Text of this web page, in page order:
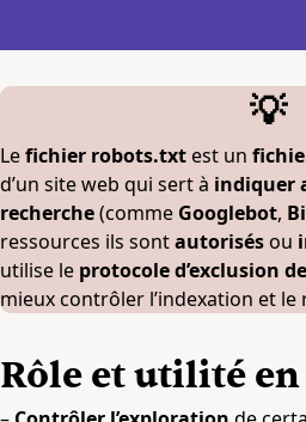
💡
Lefichier robots.txtest un
d’un site web qui sert à indiquer
recherche(comme Googlebot,
ressources ils sontautorisésou
utilise le protocole d’exclusion
mieux contrôler l’indexation et
Rôle et utilité en